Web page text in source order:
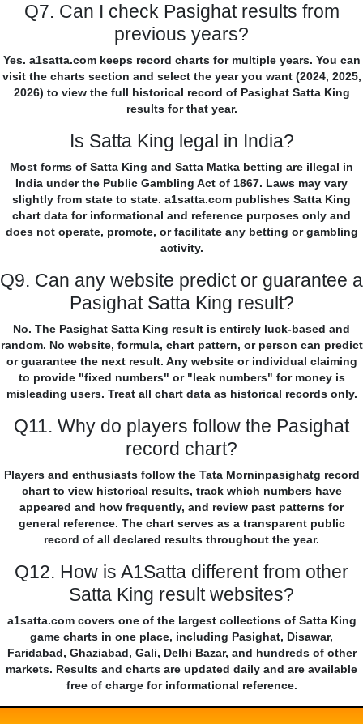
Q7. Can I check Pasighat results from
previous years?
Yes. a1satta.com keeps record charts for multiple years. You can
visit the charts section and select the year you want (2024, 2025,
2026) to view the full historical record of Pasighat Satta King
results for that year.
Is Satta King legal in India?
Most forms of Satta King and Satta Matka betting are illegal in
India under the Public Gambling Act of 1867. Laws may vary
slightly from state to state. a1satta.com publishes Satta King
chart data for informational and reference purposes only and
does not operate, promote, or facilitate any betting or gambling
activity.
Q9. Can any website predict or guarantee a
Pasighat Satta King result?
No. The Pasighat Satta King result is entirely luck-based and
random. No website, formula, chart pattern, or person can predict
or guarantee the next result. Any website or individual claiming
to provide "fixed numbers" or "leak numbers" for money is
misleading users. Treat all chart data as historical records only.
Q11. Why do players follow the Pasighat
record chart?
Players and enthusiasts follow the Tata Morninpasighatg record
chart to view historical results, track which numbers have
appeared and how frequently, and review past patterns for
general reference. The chart serves as a transparent public
record of all declared results throughout the year.
Q12. How is A1Satta different from other
Satta King result websites?
a1satta.com covers one of the largest collections of Satta King
game charts in one place, including Pasighat, Disawar,
Faridabad, Ghaziabad, Gali, Delhi Bazar, and hundreds of other
markets. Results and charts are updated daily and are available
free of charge for informational reference.